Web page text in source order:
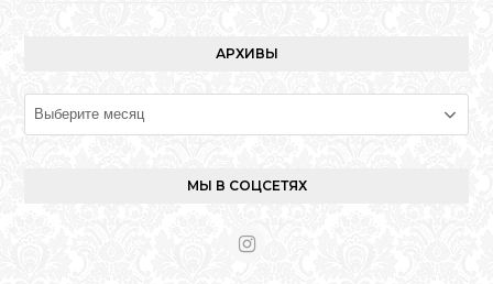
АРХИВЫ
Архивы
МЫ В СОЦСЕТЯХ
I